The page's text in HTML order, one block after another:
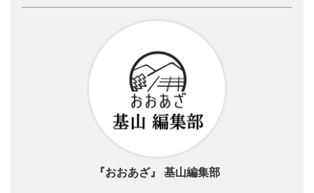
『おおあざ』 基山編集部